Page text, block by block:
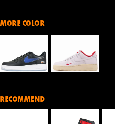
MORE COLOR
RECOMMEND